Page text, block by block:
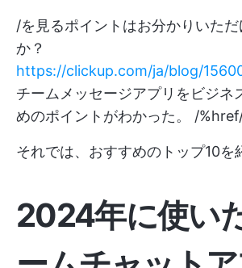
/を見るポイントはお分かりいただ
か？
https://clickup.com/ja/blog/
チームメッセージアプリをビジネ
めのポイントがわかった。 /
それでは、おすすめのトップ10を
2024年に使い